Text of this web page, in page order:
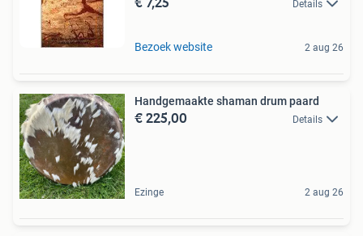
Details
Bezoek website 2 aug 26
Handgemaakte shaman drum paard
€ 225,00 Details
Ezinge 2 aug 26